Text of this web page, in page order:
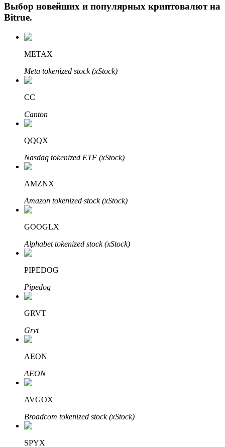
Авто Инвест
Получите долгосрочную прибыль и гибкие проценты
Bitrue
Bitrue Партнеры
Партнеры Bitrue
Выбор новейших и популярных криптовалют на
Bitrue.
METAX
Meta tokenized stock (xStock)
CC
Canton
QQQX
Nasdaq tokenized ETF (xStock)
AMZNX
Amazon tokenized stock (xStock)
GOOGLX
Alphabet tokenized stock (xStock)
PIPEDOG
Pipedog
GRVT
Grvt
AEON
AEON
AVGOX
Broadcom tokenized stock (xStock)
SPYX